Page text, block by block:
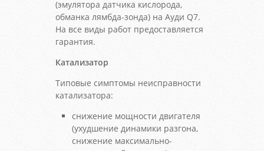
(эмулятора датчика кислорода,
обманка лямбда-зонда) на Ауди Q7.
На все виды работ предоставляется
гарантия.
Катализатор
Типовые симптомы неисправности
катализатора:
снижение мощности двигателя
(ухудшение динамики разгона,
снижение максимально-